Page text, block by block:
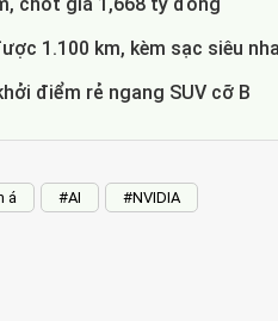
chốt giá 1,668 tỷ đồng
1.100 km, kèm sạc siêu
điểm rẻ ngang SUV cỡ B
á #AI #NVIDIA